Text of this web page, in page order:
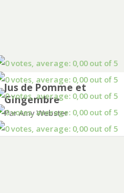
Jus de Pomme et
Gingembre
Par Amy Webster